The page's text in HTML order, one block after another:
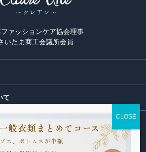
ファッションケア協会理事
いたま商工会議所会員
て